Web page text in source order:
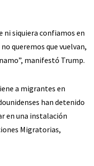
ni siquiera confiamos en
queremos que vuelvan,
manifestó Trump.
a migrantes en
han detenido
en una instalación
Migratorias,